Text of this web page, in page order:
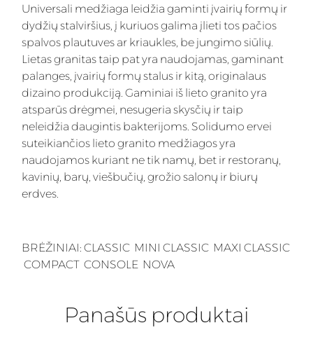
Universali medžiaga leidžia gaminti įvairių formų ir
dydžių stalviršius, į kuriuos galima įlieti tos pačios
spalvos plautuves ar kriaukles, be jungimo siūlių.
Lietas granitas taip pat yra naudojamas, gaminant
palanges, įvairių formų stalus ir kitą, originalaus
dizaino produkciją. Gaminiai iš lieto granito yra
atsparūs drėgmei, nesugeria skysčių ir taip
neleidžia daugintis bakterijoms. Solidumo ervei
suteikiančios lieto granito medžiagos yra
naudojamos kuriant ne tik namų, bet ir restoranų,
kavinių, barų, viešbučių, grožio salonų ir biurų
erdves.
BRĖŽINIAI: CLASSIC MINI CLASSIC MAXI CLASSIC
COMPACT CONSOLE NOVA
Panašūs produktai